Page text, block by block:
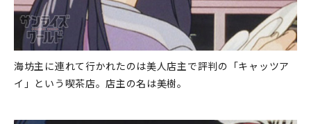
海坊主に連れて行かれたのは美人店主で評判の「キャッツア
イ」という喫茶店。店主の名は美樹。